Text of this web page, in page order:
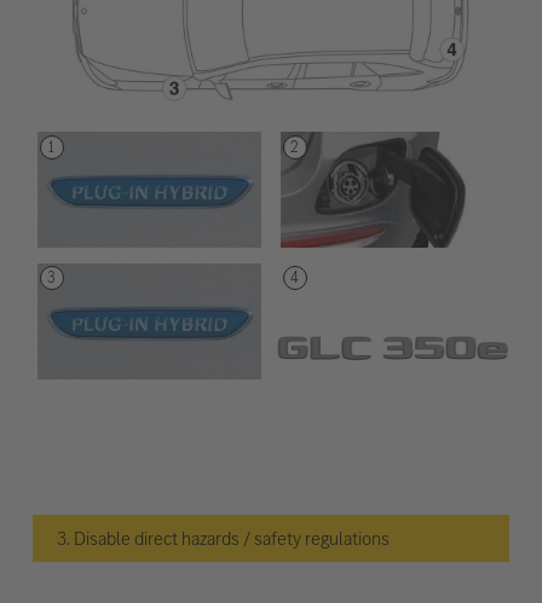
3. Disable direct hazards / safety regulations